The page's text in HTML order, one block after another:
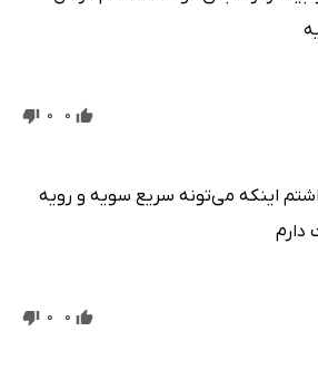
0
0
اینکه می‌تونه سریع سویه و رویه
0
0